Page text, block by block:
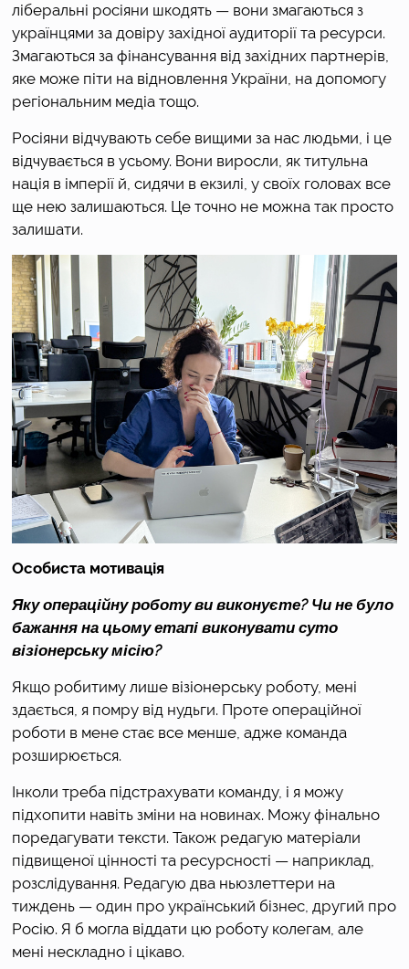
ліберальні росіяни шкодять — вони змагаються з
українцями за довіру західної аудиторії та ресурси.
Змагаються за фінансування від західних партнерів,
яке може піти на відновлення України, на допомогу
регіональним медіа тощо.
Росіяни відчувають себе вищими за нас людьми, і це
відчувається в усьому. Вони виросли, як титульна
нація в імперії й, сидячи в екзилі, у своїх головах все
ще нею залишаються. Це точно не можна так просто
залишати.
Особиста мотивація
Яку операційну роботу ви виконуєте? Чи не було
бажання на цьому етапі виконувати суто
візіонерську місію?
Якщо робитиму лише візіонерську роботу, мені
здається, я помру від нудьги. Проте операційної
роботи в мене стає все менше, адже команда
розширюється.
Інколи треба підстрахувати команду, і я можу
підхопити навіть зміни на новинах. Можу фінально
поредагувати тексти. Також редагую матеріали
підвищеної цінності та ресурсності — наприклад,
розслідування. Редагую два ньюзлеттери на
тиждень — один про український бізнес, другий про
Росію. Я б могла віддати цю роботу колегам, але
мені нескладно і цікаво.